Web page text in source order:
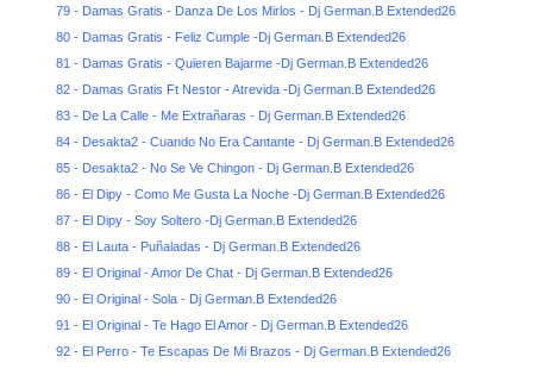
79 - Damas Gratis - Danza De Los Mirlos - Dj German.B Extended26
80 - Damas Gratis - Feliz Cumple -Dj German.B Extended26
81 - Damas Gratis - Quieren Bajarme -Dj German.B Extended26
82 - Damas Gratis Ft Nestor - Atrevida -Dj German.B Extended26
83 - De La Calle - Me Extrañaras - Dj German.B Extended26
84 - Desakta2 - Cuando No Era Cantante - Dj German.B Extended26
85 - Desakta2 - No Se Ve Chingon - Dj German.B Extended26
86 - El Dipy - Como Me Gusta La Noche -Dj German.B Extended26
87 - El Dipy - Soy Soltero -Dj German.B Extended26
88 - El Lauta - Puñaladas - Dj German.B Extended26
89 - El Original - Amor De Chat - Dj German.B Extended26
90 - El Original - Sola - Dj German.B Extended26
91 - El Original - Te Hago El Amor - Dj German.B Extended26
92 - El Perro - Te Escapas De Mi Brazos - Dj German.B Extended26